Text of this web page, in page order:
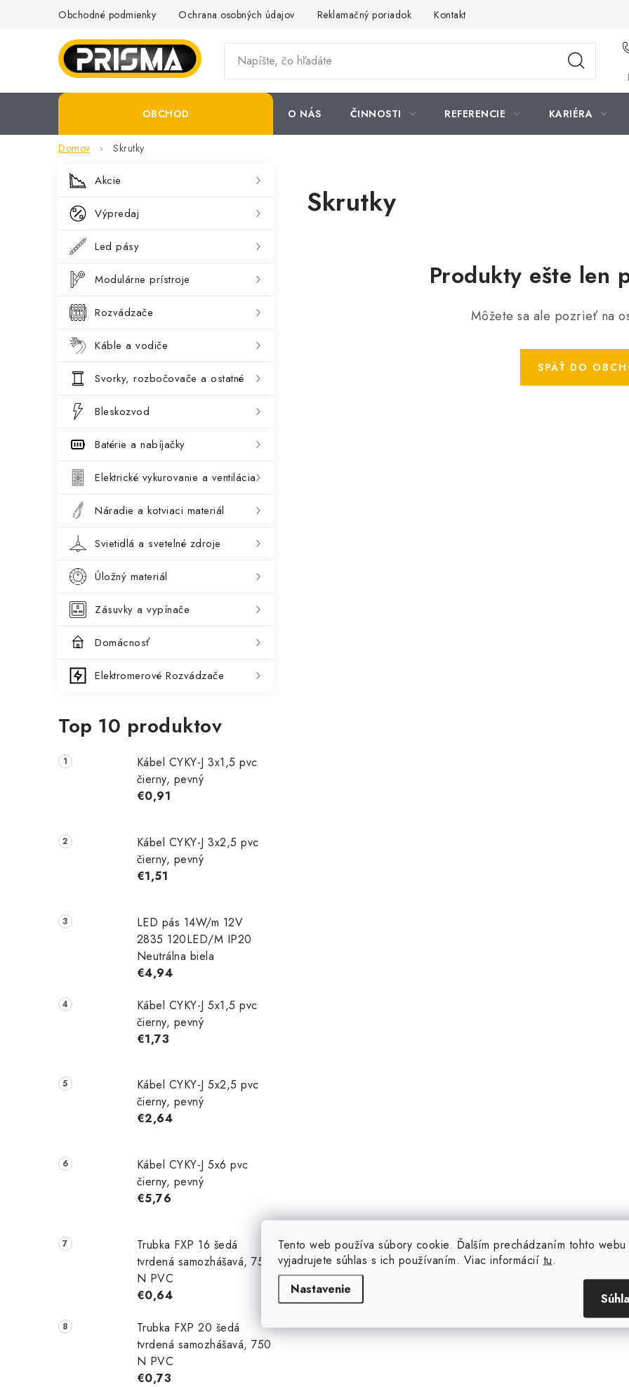
Tento web používa súbory cookie. Ďalším prechádzaním tohto webu
vyjadrujete súhlas s ich používaním. Viac informácií tu.
Nastavenie
Obchodné podmienky Ochrana osobných údajov Reklamačný poriadok Kontakt
OBCHOD O NÁS ČINNOSTI REFERENCIE KARIÉRA
Domov Skrutky
B
o
č
n
p
a
n
e
Preskočiť
kategórie
K
a
g
ó
i
e
Akcie
Výpredaj
Led pásy
Modulárne prístroje
Rozvádzače
Káble a vodiče
Svorky, rozbočovače a ostatné
Bleskozvod
Batérie a nabíjačky
Elektrické vykurovanie a ventilácia
Náradie a kotviaci materiál
Svietidlá a svetelné zdroje
Úložný materiál
Zásuvky a vypínače
Domácnosť
Elektromerové Rozvádzače
Top 10 produktov
Kábel CYKY-J 3x1,5 pvc
čierny, pevný
€0,91
Kábel CYKY-J 3x2,5 pvc
čierny, pevný
€1,51
LED pás 14W/m 12V
2835 120LED/M IP20
Neutrálna biela
€4,94
Kábel CYKY-J 5x1,5 pvc
čierny, pevný
€1,73
Kábel CYKY-J 5x2,5 pvc
čierny, pevný
€2,64
Kábel CYKY-J 5x6 pvc
čierny, pevný
€5,76
Trubka FXP 16 šedá
tvrdená samozhášavá, 750
N PVC
€0,64
Trubka FXP 20 šedá
tvrdená samozhášavá, 750
N PVC
€0,73
Skrutky
Produkty ešte len
Môžete sa ale pozrieť na
SPÄŤ DO